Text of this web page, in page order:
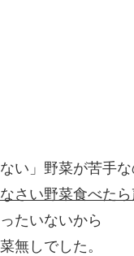
い」野菜が苦手な
さい野菜食べた
たいないから
無しでした。